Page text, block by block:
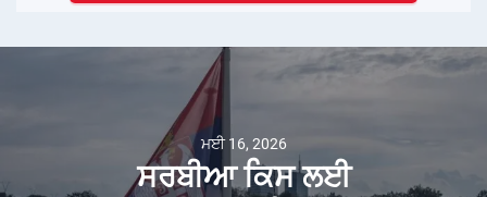
ਮਈ 16, 2026
ਸਰਬੀਆ ਕਿਸ ਲਈ